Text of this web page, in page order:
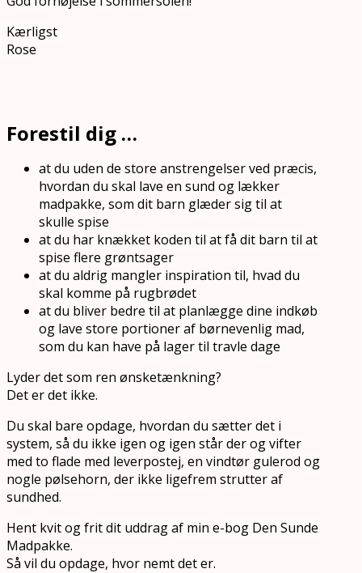
Kærligst
Rose
Forestil dig …
at du uden de store anstrengelser ved præcis,
hvordan du skal lave en sund og lækker
madpakke, som dit barn glæder sig til at
skulle spise
at du har knækket koden til at få dit barn til at
spise flere grøntsager
at du aldrig mangler inspiration til, hvad du
skal komme på rugbrødet
at du bliver bedre til at planlægge dine indkøb
og lave store portioner af børnevenlig mad,
som du kan have på lager til travle dage
Lyder det som ren ønsketænkning?
Det er det ikke.
Du skal bare opdage, hvordan du sætter det i
system, så du ikke igen og igen står der og vifter
med to flade med leverpostej, en vindtør gulerod og
nogle pølsehorn, der ikke ligefrem strutter af
sundhed.
Hent kvit og frit dit uddrag af min e-bog Den Sunde
Madpakke.
Så vil du opdage, hvor nemt det er.